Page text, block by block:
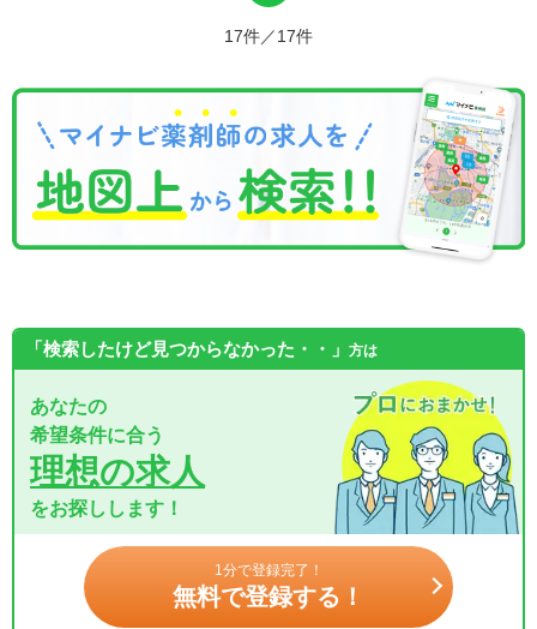
17件／17件
「検索したけど見つからなかった・・」 方は
あなたの
希望条件に合う
理想の求人
をお探しします！
1分で登録完了！
無料で登録する！